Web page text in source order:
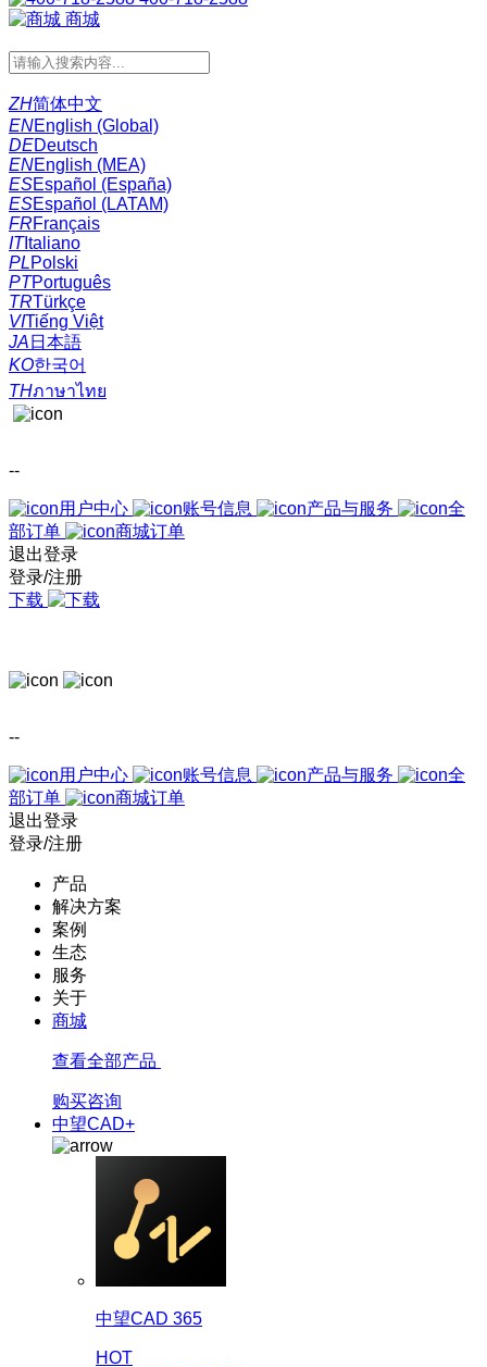
商城
ZH简体中文
ENEnglish (Global)
DEDeutsch
ENEnglish (MEA)
ESEspañol (España)
ESEspañol (LATAM)
FRFrançais
ITItaliano
PLPolski
PTPortuguês
TRTürkçe
VITiếng Việt
JA 日本語
KO한국어
THภาษาไทย
--
用户中心 账号信息 产品与服务
全
部订单
商城订单
退出登录
登录/注册
下载
--
用户中心 账号信息 产品与服务
全
部订单
商城订单
退出登录
登录/注册
产品
解决方案
案例
生态
服务
关于
商城
查看全部产品
购买咨询
中望CAD+
中望CAD 365
HOT